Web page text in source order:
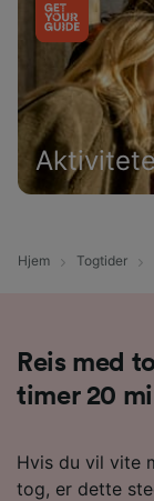
Hjem Togtider
Reis med
timer 20
Hvis du vil vite
tog, er dette